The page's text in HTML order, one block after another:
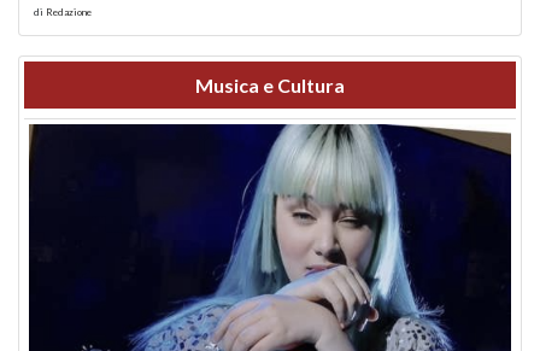
di Redazione
Musica e Cultura